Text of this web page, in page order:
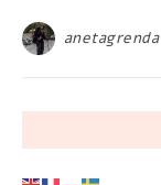
anetagrenda